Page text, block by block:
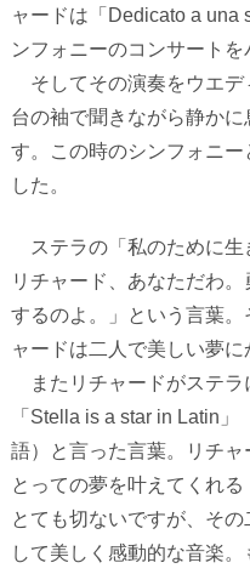
ャードは「 Dedicato a una
ンフォニーのコンサートを
そしてその演奏をウエデ
台の袖で聞きながら静か
す。この時のシンフォニ
した。
ステラの「私のために生
リチャード、あなただわ
するのよ。」という言葉
ャードは二人で美しい夢に
またリチャードがステラ
「Stella is a star in Latin
語）と言った言葉。リチ
とっての夢を叶えてくれ
とても切ないですが、そ
して美しく感動的な音楽